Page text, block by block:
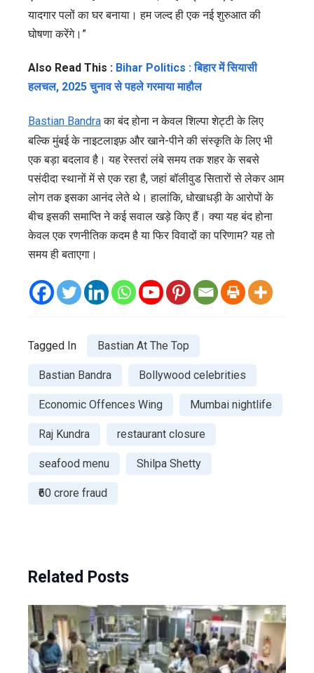
यादगार पलों का घर बनाया। हम जल्द ही एक नई शुरुआत की
घोषणा करेंगे।”
Also Read This : Bihar Politics : बिहार में सियासी
हलचल, 2025 चुनाव से पहले गरमाया माहौल
Bastian Bandraका बंद होना न केवल शिल्पा शेट्टी के लिए
बल्कि मुंबई के नाइटलाइफ़ और खाने-पीने की संस्कृति के लिए भी
एक बड़ा बदलाव है। यह रेस्तरां लंबे समय तक शहर के सबसे
पसंदीदा स्थानों में से एक रहा है, जहां बॉलीवुड सितारों से लेकर आम
लोग तक इसका आनंद लेते थे। हालांकि, धोखाधड़ी के आरोपों के
बीच इसकी समाप्ति ने कई सवाल खड़े किए हैं। क्या यह बंद होना
केवल एक रणनीतिक कदम है या फिर विवादों का परिणाम? यह तो
समय ही बताएगा।
Tagged In Bastian At The Top
Bastian Bandra Bollywood celebrities
Economic Offences Wing Mumbai nightlife
Raj Kundra restaurant closure
seafood menu Shilpa Shetty
₹60 crore fraud
Related Posts